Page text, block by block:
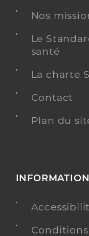
Nos
Le
santé
La charte
Contact
Plan du